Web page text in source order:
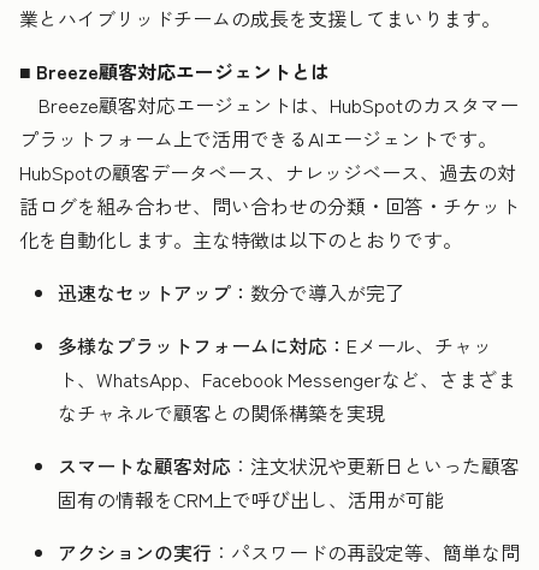
業とハイブリッドチームの成長を支援してまいります。
■ Breeze顧客対応エージェントとは
Breeze顧客対応エージェントは、HubSpotのカスタマー
プラットフォーム上で活用できるAIエージェントです。
HubSpotの顧客データベース、ナレッジベース、過去の対
話ログを組み合わせ、問い合わせの分類・回答・チケット
化を自動化します。主な特徴は以下のとおりです。
迅速なセットアップ： 数分で導入が完了
多様なプラットフォームに対応： Eメール、チャッ
ト、WhatsApp、Facebook Messengerなど、さまざま
なチャネルで顧客との関係構築を実現
スマートな顧客対応 ：注文状況や更新日といった顧客
固有の情報をCRM上で呼び出し、活用が可能
アクションの実行 ：パスワードの再設定等、簡単な問